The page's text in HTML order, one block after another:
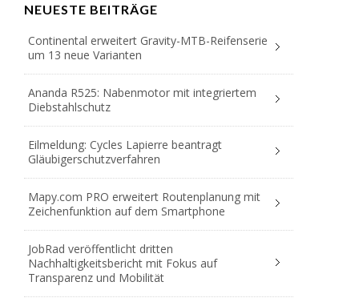
NEUESTE BEITRÄGE
Continental erweitert Gravity-MTB-Reifenserie
um 13 neue Varianten
Ananda R525: Nabenmotor mit integriertem
Diebstahlschutz
Eilmeldung: Cycles Lapierre beantragt
Gläubigerschutzverfahren
Mapy.com PRO erweitert Routenplanung mit
Zeichenfunktion auf dem Smartphone
JobRad veröffentlicht dritten
Nachhaltigkeitsbericht mit Fokus auf
Transparenz und Mobilität